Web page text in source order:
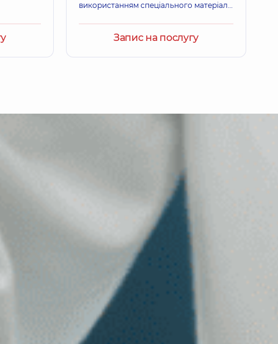
використанням спеціального матеріалу
Запис на послугу